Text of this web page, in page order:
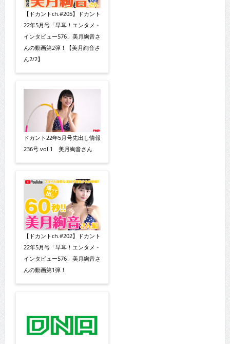
【ドカントch.#205】ドカント
22年5月号「早耳！エンタメ・
インタビュー576」美月絢音さ
んの動画第2弾！【美月絢音さ
ん2/2】
ドカント22年5月号先出し情報
236号 vol.1 美月絢音さん
【ドカントch.#202】ドカント
22年5月号「早耳！エンタメ・
インタビュー576」美月絢音さ
んの動画第1弾！